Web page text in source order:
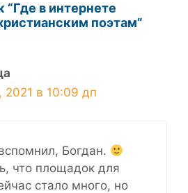
в интернете
поэтам”
2021 в 10:09 дп
Богдан.
что площадок для
стало много, но